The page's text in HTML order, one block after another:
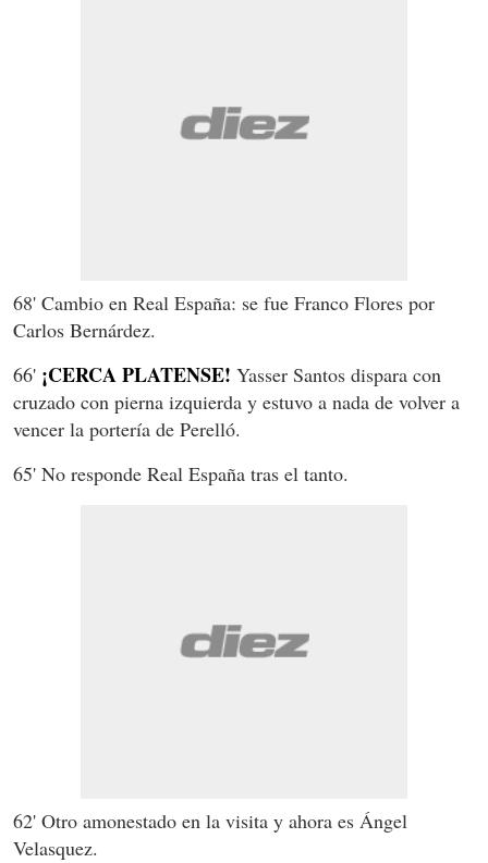
68' Cambio en Real España: se fue Franco Flores por
Carlos Bernárdez.
66' ¡CERCA PLATENSE! Yasser Santos dispara con
cruzado con pierna izquierda y estuvo a nada de volver a
vencer la portería de Perelló.
65' No responde Real España tras el tanto.
62' Otro amonestado en la visita y ahora es Ángel
Velasquez.